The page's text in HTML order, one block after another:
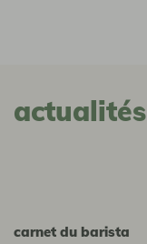
actualités
Carnet du barista